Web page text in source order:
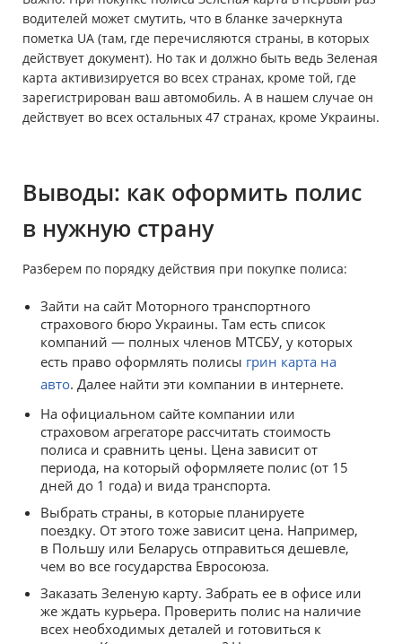
водителей может смутить, что в бланке зачеркнута
пометка UA (там, где перечисляются страны, в которых
действует документ). Но так и должно быть ведь Зеленая
карта активизируется во всех странах, кроме той, где
зарегистрирован ваш автомобиль. А в нашем случае он
действует во всех остальных 47 странах, кроме Украины.
Выводы: как оформить полис
в нужную страну
Разберем по порядку действия при покупке полиса:
Зайти на сайт Моторного транспортного
страхового бюро Украины. Там есть список
компаний — полных членов МТСБУ, у которых
есть право оформлять полисы грин карта на
авто. Далее найти эти компании в интернете.
На официальном сайте компании или
страховом агрегаторе рассчитать стоимость
полиса и сравнить цены. Цена зависит от
периода, на который оформляете полис (от 15
дней до 1 года) и вида транспорта.
Выбрать страны, в которые планируете
поездку. От этого тоже зависит цена. Например,
в Польшу или Беларусь отправиться дешевле,
чем во все государства Евросоюза.
Заказать Зеленую карту. Забрать ее в офисе или
же ждать курьера. Проверить полис на наличие
всех необходимых деталей и готовиться к